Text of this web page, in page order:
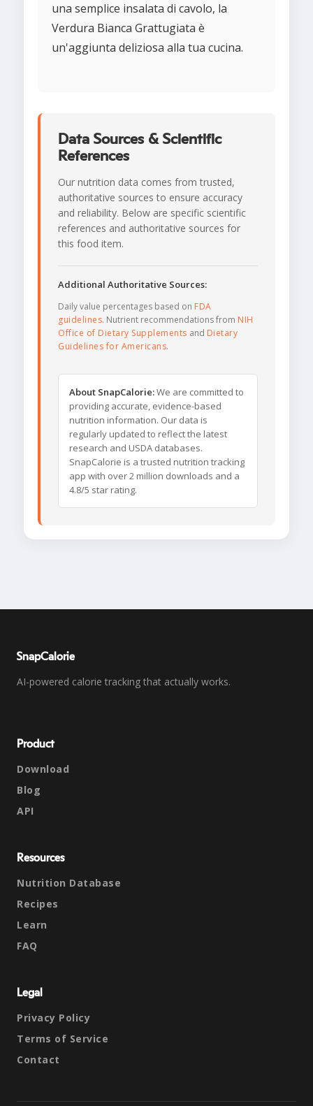
una semplice insalata di cavolo, la
Verdura Bianca Grattugiata è
un'aggiunta deliziosa alla tua cucina.
Data Sources & Scientific
References
Our nutrition data comes from trusted,
authoritative sources to ensure accuracy
and reliability. Below are specific scientific
references and authoritative sources for
this food item.
Additional Authoritative Sources:
Daily value percentages based on FDA
guidelines. Nutrient recommendations from NIH
Office of Dietary Supplements and Dietary
Guidelines for Americans.
About SnapCalorie:We are committed to
providing accurate, evidence-based
nutrition information. Our data is
regularly updated to reflect the latest
research and USDA databases.
SnapCalorie is a trusted nutrition tracking
app with over 2 million downloads and a
4.8/5 star rating.
SnapCalorie
AI-powered calorie tracking that actually works.
Product
Download
Blog
API
Resources
Nutrition Database
Recipes
Learn
FAQ
Legal
Privacy Policy
Terms of Service
Contact